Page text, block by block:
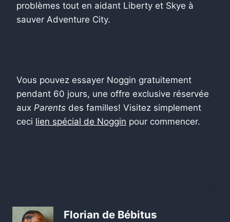
problèmes tout en aidant Liberty et Skye à
sauver Adventure City.
Vous pouvez essayer Noggin gratuitement
pendant 60 jours, une offre exclusive réservée
aux Parents des familles! Visitez simplement
ceci lien spécial de Noggin pour commencer.
Florian de Bébitus